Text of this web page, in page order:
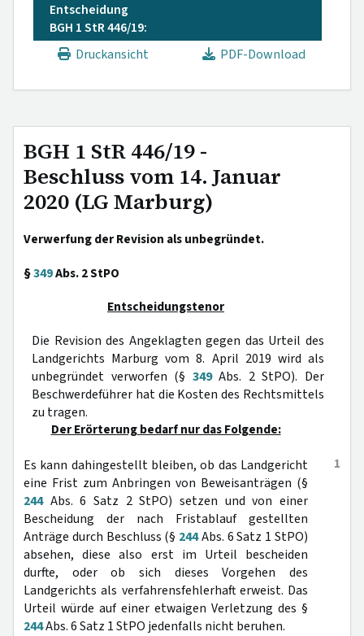
Entscheidung
BGH 1 StR 446/19:
Druckansicht
PDF-Download
BGH 1 StR 446/19 -
Beschluss vom 14. Januar
2020 (LG Marburg)
Verwerfung der Revision als unbegründet.
§349Abs. 2 StPO
Entscheidungstenor
Die Revision des Angeklagten gegen das Urteil des
Landgerichts Marburg vom 8. April 2019 wird als
unbegründet verworfen (§ 349Abs. 2 StPO). Der
Beschwerdeführer hat die Kosten des Rechtsmittels
zu tragen.
Der Erörterung bedarf nur das Folgende:
1
Es kann dahingestellt bleiben, ob das Landgericht
eine Frist zum Anbringen von Beweisanträgen (§
244Abs. 6 Satz 2 StPO) setzen und von einer
Bescheidung der nach Fristablauf gestellten
Anträge durch Beschluss (§ 244Abs. 6 Satz 1 StPO)
absehen, diese also erst im Urteil bescheiden
durfte, oder ob sich dieses Vorgehen des
Landgerichts als verfahrensfehlerhaft erweist. Das
Urteil würde auf einer etwaigen Verletzung des §
244Abs. 6 Satz 1 StPO jedenfalls nicht beruhen.